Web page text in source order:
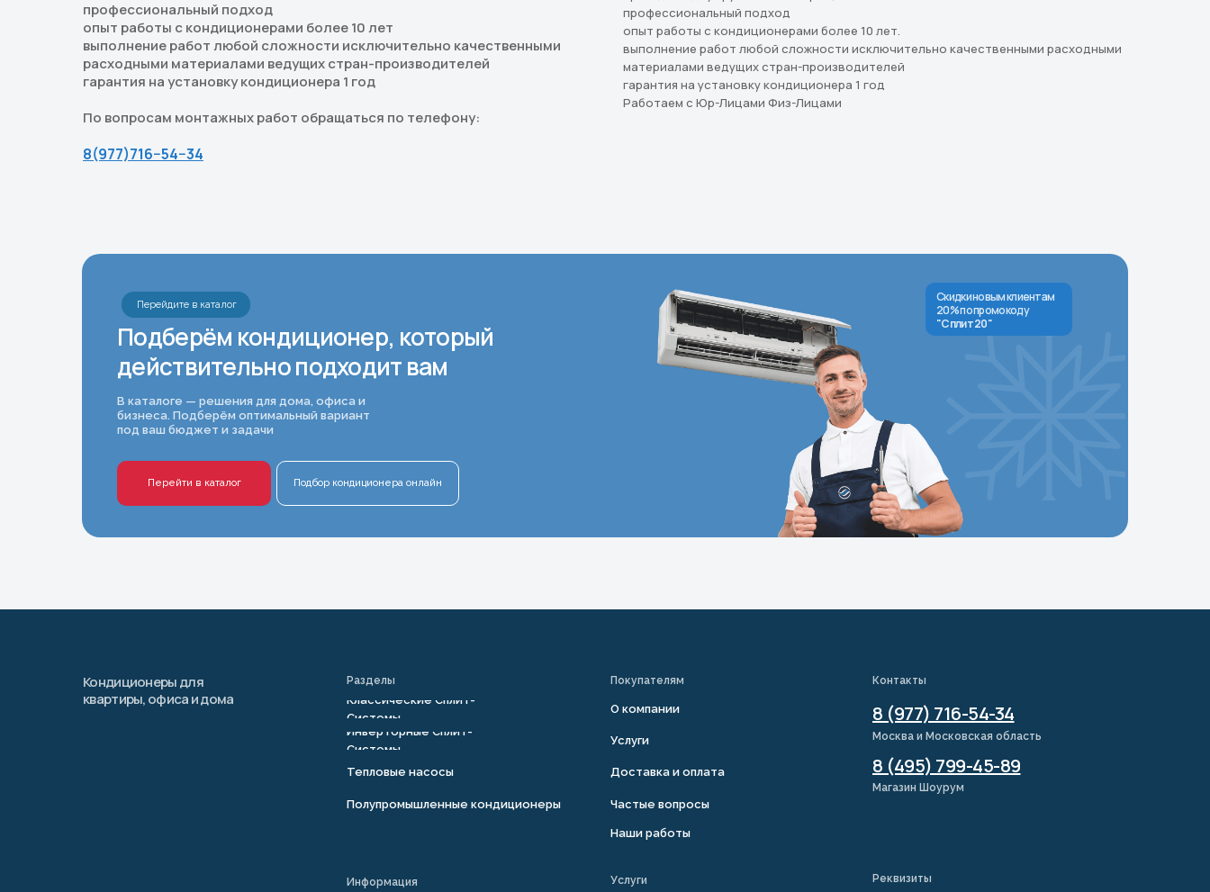
профессиональный подход
опыт работы с кондиционерами более 10 лет
выполнение работ любой сложности исключительно качественными
расходными материалами ведущих стран-производителей
гарантия на установку кондиционера 1 год
По вопросам монтажных работ обращаться по телефону:
8(977)716−54−34
профессиональный подход
опыт работы с кондиционерами более 10 лет.
выполнение работ любой сложности исключительно качественными расходными
материалами ведущих стран-производителей
гарантия на установку кондиционера 1 год
Работаем с Юр-Лицами Физ-Лицами
Подберём кондиционер, который
действительно подходит вам
В каталоге — решения для дома, офиса и
бизнеса. Подберём оптимальный вариант
под ваш бюджет и задачи
Перейдите в каталог
Перейти в каталог Подбор кондиционера онлайн
Скидки новым клиентам
20% по промокоду
"Сплит 20"
Кондиционеры для
квартиры, офиса и дома
Разделы Покупателям
Информация Услуги Реквизиты
Москва и Московская область
Контакты
Классические Сплит-
Системы
Инверторные Сплит-
Системы
Тепловые насосы
Полупромышленные кондиционеры
О компании
Услуги
Доставка и оплата
Частые вопросы
Наши работы
8 (977) 716-54-34
Магазин Шоурум
8 (495) 799-45-89